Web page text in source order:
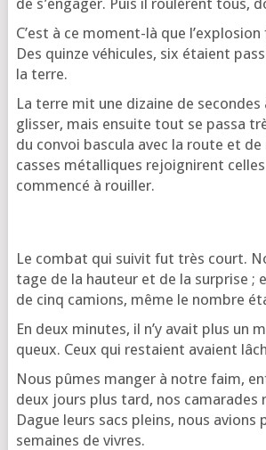
de s’en­ga­ger. Puis il rou­lèrent tous,
C’est à ce moment-là que
Des quinze véhi­cules, six étaient
la terre.
La terre mit une dizaine de secondes
glis­ser, mais ensuite tout se pas­sa
du convoi bas­cu­la avec la route et
casses métal­liques rejoi­gnirent
com­men­cé à rouiller.
Le com­bat qui sui­vit fut très court.
tage de la hau­teur et de la sur­prise ;
de cinq camions, même le nombre
En deux minutes, il n’y avait plus un
queux. Ceux qui res­taient avaient
Nous pûmes man­ger à notre faim,
deux jours plus tard, nos
Dague leurs sacs pleins, nous avions
semaines de vivres.